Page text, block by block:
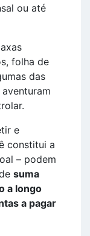
ou até
folha de
das
e
constitui a
– podem
suma
a longo
a pagar